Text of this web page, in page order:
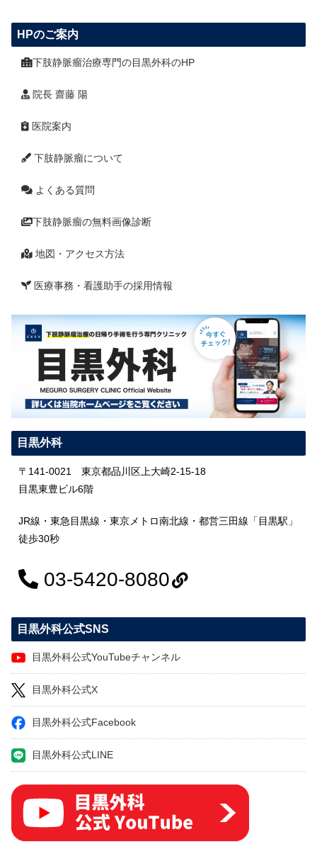
HPのご案内
下肢静脈瘤治療専門の目黒外科のHP
院長 齋藤 陽
医院案内
下肢静脈瘤について
よくある質問
下肢静脈瘤の無料画像診断
地図・アクセス方法
医療事務・看護助手の採用情報
目黒外科
〒141-0021 東京都品川区上大崎2-15-18
目黒東豊ビル6階
JR線・東急目黒線・東京メトロ南北線・都営三田線「目黒駅」
徒歩30秒
03-5420-8080
目黒外科公式SNS
目黒外科公式YouTubeチャンネル
目黒外科公式X
目黒外科公式Facebook
目黒外科公式LINE